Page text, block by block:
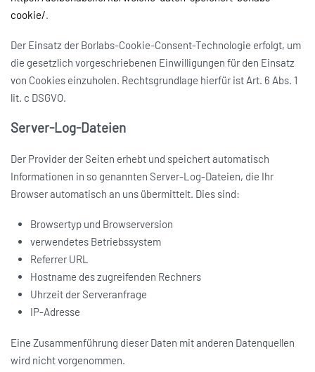
cookie/
Der Einsatz der Borlabs-Cookie-Consent-Technologie erfolgt, um
die gesetzlich vorgeschriebenen Einwilligungen für den Einsatz
von Cookies einzuholen. Rechtsgrundlage hierfür ist Art. 6 Abs. 1
lit. c DSGVO.
Server-Log-Dateien
Der Provider der Seiten erhebt und speichert automatisch
Informationen in so genannten Server-Log-Dateien, die Ihr
Browser automatisch an uns übermittelt. Dies sind:
Browsertyp und Browserversion
verwendetes Betriebssystem
Referrer URL
Hostname des zugreifenden Rechners
Uhrzeit der Serveranfrage
IP-Adresse
Eine Zusammenführung dieser Daten mit anderen Datenquellen
wird nicht vorgenommen.